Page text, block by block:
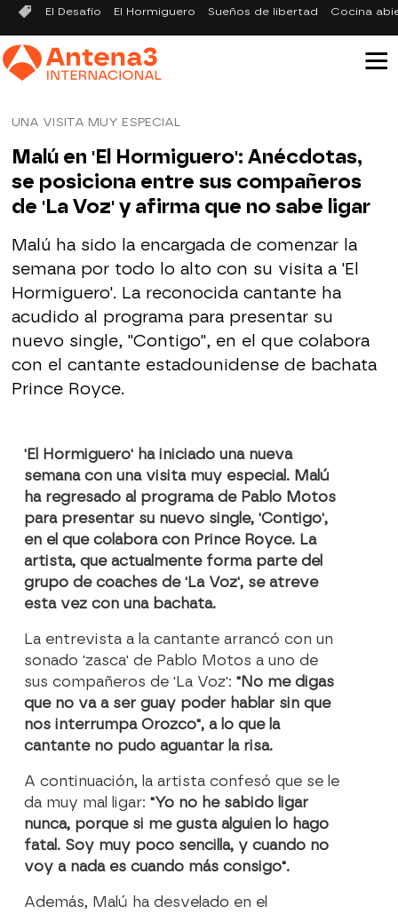
El Desafío El Hormiguero Sueños de libertad Cocina
UNA VISITA MUY ESPECIAL
Malú en 'El Hormiguero': Anécdotas,
se posiciona entre sus compañeros
de 'La Voz' y afirma que no sabe ligar
Malú ha sido la encargada de comenzar la
semanapor todo lo alto con su visita a 'El
Hormiguero'. La reconocida cantante ha
acudido al programa para presentar su
nuevo single, "Contigo", en el que colabora
con el cantante estadounidense de bachata
Prince Royce.
'El Hormiguero' ha iniciado una nueva
semana con una visita muy especial. Malú
ha regresado al programa de Pablo Motos
para presentar su nuevo single, 'Contigo',
en el que colabora con Prince Royce. La
artista, que actualmente forma parte del
grupo decoaches de'La Voz', se atreve
esta vez con una bachata.
La entrevista a la cantante arrancó con un
sonado 'zasca' de Pablo Motos a uno de
sus compañeros de 'La Voz': "No me digas
que no va a ser guay poder hablar sin que
nos interrumpa Orozco", a lo que la
cantante no pudo aguantar la risa.
A continuación, la artista confesó que se le
da muy mal ligar:"Yo no he sabido ligar
nunca, porque si me gusta alguien lo hago
fatal. Soy muy poco sencilla, y cuando no
voy a nada es cuando más consigo".
Además, Malú ha desvelado en el